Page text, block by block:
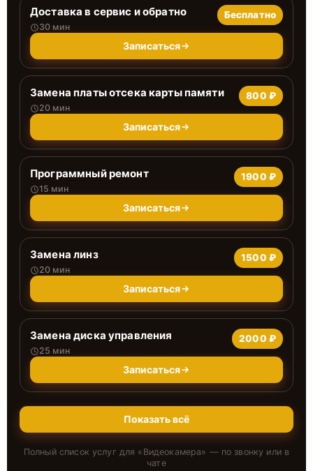
Доставка в сервис и обратно
30 мин
Бесплатно
Записаться
Замена платы отсека карты памяти
20 мин
800 ₽
Записаться
Программный ремонт
15 мин
1900 ₽
Записаться
Замена линз
20 мин
1500 ₽
Записаться
Замена диска управления
25 мин
2000 ₽
Записаться
Показать всё
Полный список услуг для « Видеокамера» — по звонку или в
чате